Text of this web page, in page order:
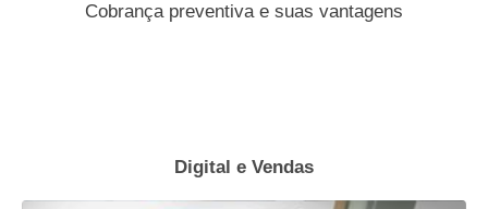
Cobrança preventiva e suas vantagens
Digital e Vendas